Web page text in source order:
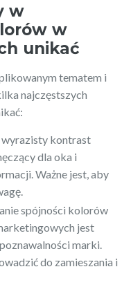
w
w
unikać
tematem i
najczęstszych
kontrast
dla oka i
Ważne jest, aby
spójności kolorów
jest
marki.
do zamieszania i